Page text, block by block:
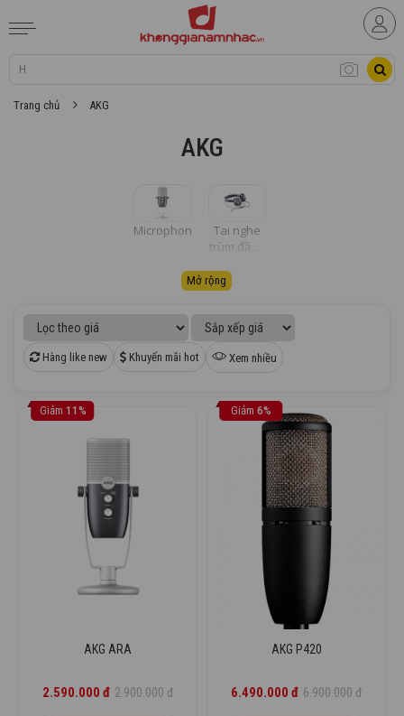
Trang chủ AKG
AKG
Microphones
Tai nghe
trùm đầu /
Mở rộng
Hàng like new Khuyến mãi hot Xem nhiều
Giảm 11%
AKG ARA
2.590.000 đ 2.900.000 đ
Giảm 6%
AKG P420
6.490.000 đ 6.900.000 đ